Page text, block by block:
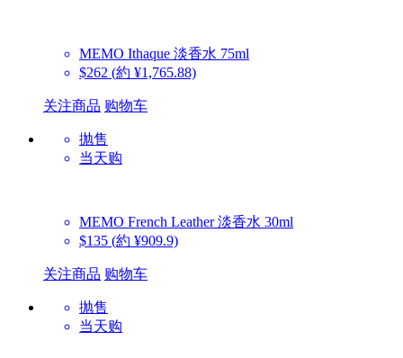
MEMO Ithaque 淡香水 75ml
$262 (約 ¥1,765.88)
关注商品 购物车
抛售
当天购
MEMO French Leather 淡香水 30ml
$135 (約 ¥909.9)
关注商品 购物车
抛售
当天购